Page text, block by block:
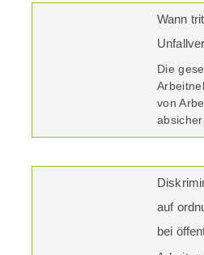
Wann
Die
von
auf
bei